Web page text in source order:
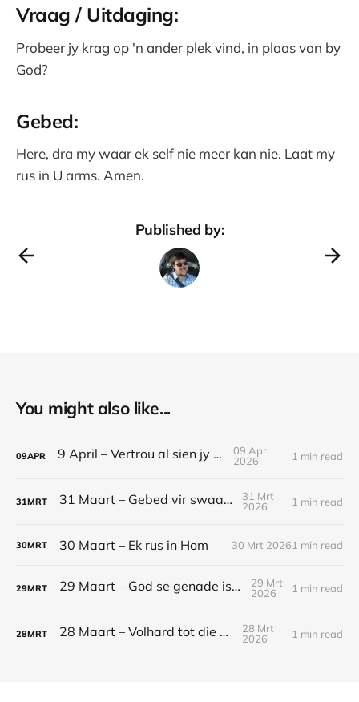
Vraag / Uitdaging:
Probeer jy krag op 'n ander plek vind, in plaas van by
God?
Gebed:
Here, dra my waar ek self nie meer kan nie. Laat my
rus in U arms. Amen.
Published by:
You might also like...
09APR 9 April – Vertrou al sien jy nie
09 Apr
2026
1 min read
31MRT 31 Maart – Gebed vir swaar tye
31 Mrt
2026
1 min read
30MRT 30 Maart – Ek rus in Hom 30 Mrt 20261 min read
29MRT 29 Maart – God se genade is genoeg
29 Mrt
2026
1 min read
28MRT 28 Maart – Volhard tot die einde
28 Mrt
2026
1 min read